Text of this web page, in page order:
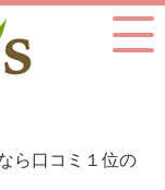
ら口コミ１位の